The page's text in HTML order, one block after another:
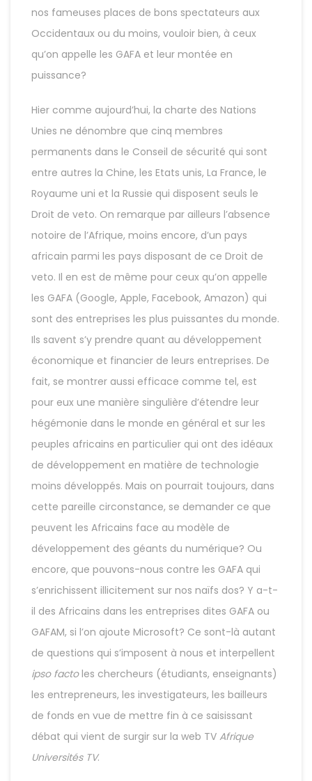
nos fameuses places de bons spectateurs aux
Occidentaux ou du moins, vouloir bien, à ceux
qu’on appelle les GAFA et leur montée en
puissance?
Hier comme aujourd’hui, la charte des Nations
Unies ne dénombre que cinq membres
permanents dans le Conseil de sécurité qui sont
entre autres la Chine, les Etats unis, La France, le
Royaume uni et la Russie qui disposent seuls le
Droit de veto. On remarque par ailleurs l’absence
notoire de l’Afrique, moins encore, d’un pays
africain parmi les pays disposant de ce Droit de
veto. Il en est de même pour ceux qu’on appelle
les GAFA (Google, Apple, Facebook, Amazon) qui
sont des entreprises les plus puissantes du monde.
Ils savent s’y prendre quant au développement
économique et financier de leurs entreprises. De
fait, se montrer aussi efficace comme tel, est
pour eux une manière singulière d’étendre leur
hégémonie dans le monde en général et sur les
peuples africains en particulier qui ont des idéaux
de développement en matière de technologie
moins développés. Mais on pourrait toujours, dans
cette pareille circonstance, se demander ce que
peuvent les Africains face au modèle de
développement des géants du numérique? Ou
encore, que pouvons-nous contre les GAFA qui
s’enrichissent illicitement sur nos naïfs dos? Y a-t-
il des Africains dans les entreprises dites GAFA ou
GAFAM, si l’on ajoute Microsoft? Ce sont-là autant
de questions qui s’imposent à nous et interpellent
ipso factoles chercheurs (étudiants, enseignants)
les entrepreneurs, les investigateurs, les bailleurs
de fonds en vue de mettre fin à ce saisissant
débat qui vient de surgir sur la web TV Afrique
Universités TV.